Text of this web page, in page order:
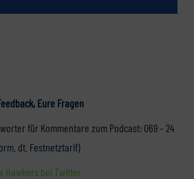
Eure Fragen
für Kommentare zum Podcast: 069 – 24
dt. Festnetztarif)
Hawkers bei Twitter